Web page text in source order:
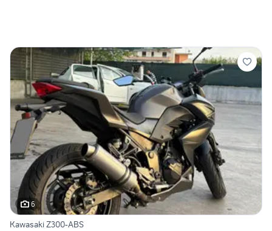
6
Kawasaki Z300-ABS